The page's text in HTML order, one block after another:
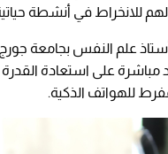
لهم للانخراط في أنشطة
علم النفس بجامعة جورج
على استعادة
للهواتف الذكية.